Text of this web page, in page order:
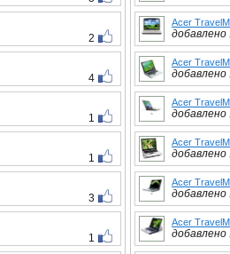
2
4
1
1
3
1
Acer
добавлено
Acer
добавлено
Acer
добавлено
Acer
добавлено
Acer
добавлено
Acer
добавлено